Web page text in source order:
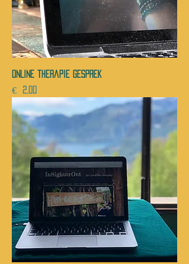
ONLINE therapie gesprek
Prijs
€ 2,00